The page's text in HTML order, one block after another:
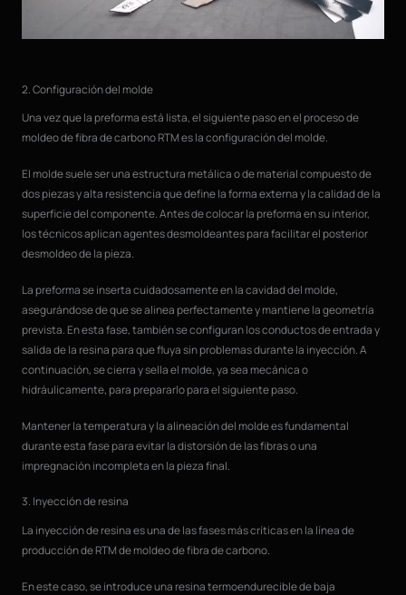
2. Configuración del molde
Una vez que la preforma está lista, el siguiente paso en el proceso de
moldeo de fibra de carbono RTM es la configuración del molde.
El molde suele ser una estructura metálica o de material compuesto de
dos piezas y alta resistencia que define la forma externa y la calidad de la
superficie del componente. Antes de colocar la preforma en su interior,
los técnicos aplican agentes desmoldeantes para facilitar el posterior
desmoldeo de la pieza.
La preforma se inserta cuidadosamente en la cavidad del molde,
asegurándose de que se alinea perfectamente y mantiene la geometría
prevista. En esta fase, también se configuran los conductos de entrada y
salida de la resina para que fluya sin problemas durante la inyección. A
continuación, se cierra y sella el molde, ya sea mecánica o
hidráulicamente, para prepararlo para el siguiente paso.
Mantener la temperatura y la alineación del molde es fundamental
durante esta fase para evitar la distorsión de las fibras o una
impregnación incompleta en la pieza final.
3. Inyección de resina
La inyección de resina es una de las fases más críticas en la línea de
producción de RTM de moldeo de fibra de carbono.
En este caso, se introduce una resina termoendurecible de baja